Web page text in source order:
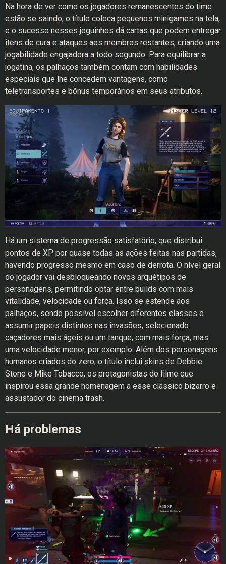
Na hora de ver como os jogadores remanescentes do time
estão se saindo, o título coloca pequenos minigames na tela,
e o sucesso nesses joguinhos dá cartas que podem entregar
itens de cura e ataques aos membros restantes, criando uma
jogabilidade engajadora a todo segundo. Para equilibrar a
jogatina, os palhaços também contam com habilidades
especiais que lhe concedem vantagens, como
teletransportes e bônus temporários em seus atributos.
Há um sistema de progressão satisfatório, que distribui
pontos de XP por quase todas as ações feitas nas partidas,
havendo progresso mesmo em caso de derrota. O nível geral
do jogador vai desbloqueando novos arquétipos de
personagens, permitindo optar entre builds com mais
vitalidade, velocidade ou força. Isso se estende aos
palhaços, sendo possível escolher diferentes classes e
assumir papeis distintos nas invasões, selecionado
caçadores mais ágeis ou um tanque, com mais força, mas
uma velocidade menor, por exemplo. Além dos personagens
humanos criados do zero, o título inclui skins de Debbie
Stone e Mike Tobacco, os protagonistas do filme que
inspirou essa grande homenagem a esse clássico bizarro e
assustador do cinema trash.
Há problemas